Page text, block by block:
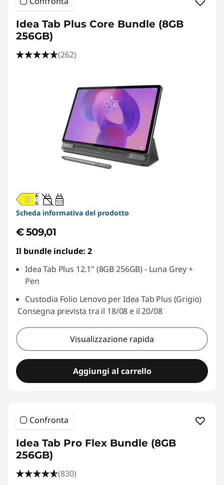
Idea Tab Plus Core Bundle (8GB
256GB)
(262)
20W-60W
USB PD
Scheda informativa del prodotto
€ 509,01
Il bundle include: 2
Idea Tab Plus 12.1" (8GB 256GB) - Luna Grey +
Pen
Custodia Folio Lenovo per Idea Tab Plus (Grigio)
Consegna prevista tra il 18/08 e il 20/08
Visualizzazione rapida
Aggiungi al carrello
Confronta
Idea Tab Pro Flex Bundle (8GB
256GB)
(830)